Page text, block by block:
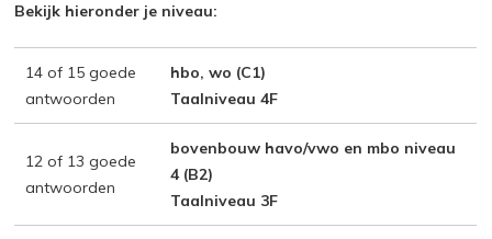
Bekijk hieronder je niveau:
14 of 15 goede
antwoorden
hbo, wo (C1)
Taalniveau 4F
12 of 13 goede
antwoorden
bovenbouw havo/vwo en mbo niveau
4 (B2)
Taalniveau 3F